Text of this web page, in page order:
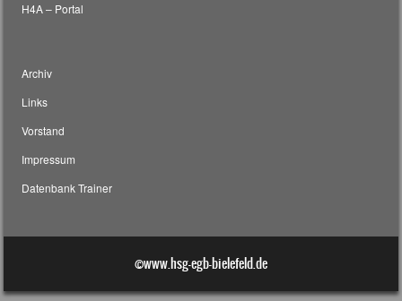
H4A – Portal
Archiv
Links
Vorstand
Impressum
Datenbank Trainer
©www.hsg-egb-bielefeld.de